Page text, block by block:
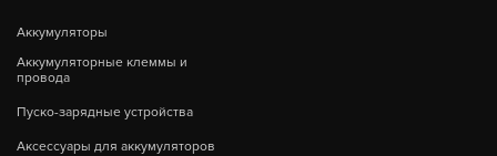
Аккумуляторы
Аккумуляторные клеммы и
провода
Пуско-зарядные устройства
Аксессуары для аккумуляторов